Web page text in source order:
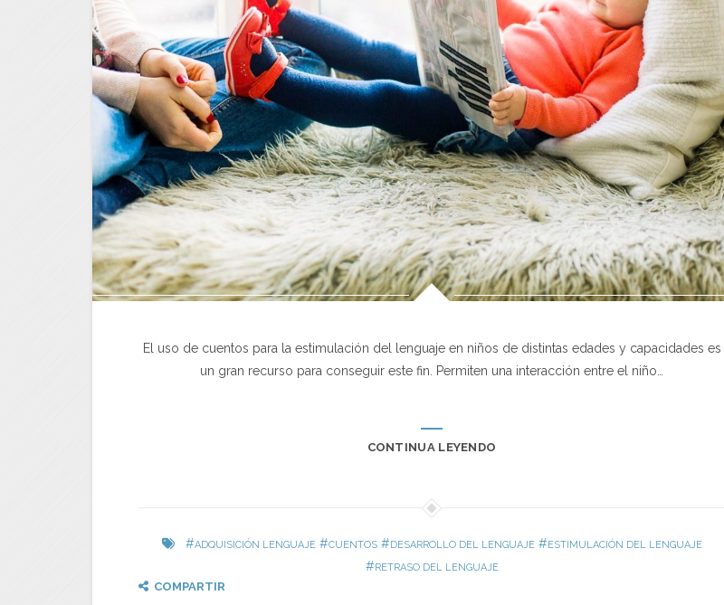
El uso de cuentos para la estimulación del lenguaje en niños de distintas edades y capacidades es
un gran recurso para conseguir este fin. Permiten una interacción entre el niño…
CONTINUA LEYENDO
#ADQUISICIÓN LENGUAJE#CUENTOS#DESARROLLO DEL LENGUAJE#ESTIMULACIÓN DEL LENGUAJE
#RETRASO DEL LENGUAJE
COMPARTIR